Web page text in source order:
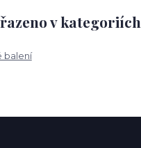
v kategoriích
balení